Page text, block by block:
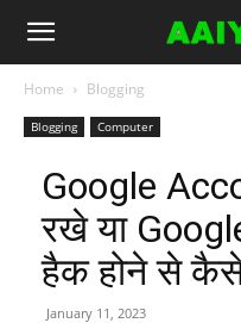
Home Blogging
Blogging Computer
Google
रखे या
हैक होने से
January 11, 2023